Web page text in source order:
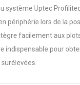
système Uptec
périphérie lors de la
facilement aux
indispensable pour